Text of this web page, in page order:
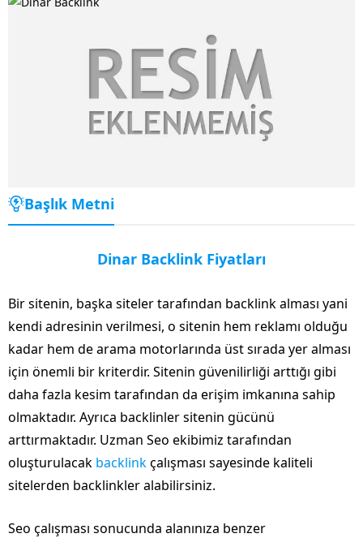
Başlık Metni
Dinar Backlink Fiyatları
Bir sitenin, başka siteler tarafından backlink alması yani
kendi adresinin verilmesi, o sitenin hem reklamı olduğu
kadar hem de arama motorlarında üst sırada yer alması
için önemli bir kriterdir. Sitenin güvenilirliği arttığı gibi
daha fazla kesim tarafından da erişim imkanına sahip
olmaktadır. Ayrıca backlinler sitenin gücünü
arttırmaktadır. Uzman Seo ekibimiz tarafından
oluşturulacak backlinkçalışması sayesinde kaliteli
sitelerden backlinkler alabilirsiniz.
Seo çalışması sonucunda alanınıza benzer